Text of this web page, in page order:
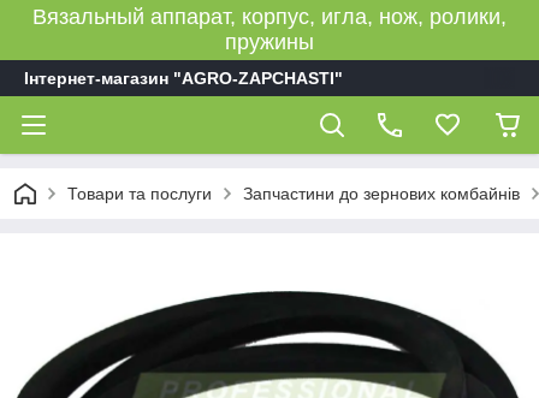
Вязальный аппарат, корпус, игла, нож, ролики,
пружины
Інтернет-магазин "AGRO-ZAPCHASTI"
Товари та послуги Запчастини до зернових комбайнів